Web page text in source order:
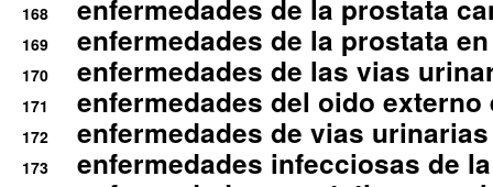
168 enfermedades de la prostata
169 enfermedades de la prostata
170 enfermedades de las vias
171 enfermedades del oido
172 enfermedades de vias
173 enfermedades infecciosas de